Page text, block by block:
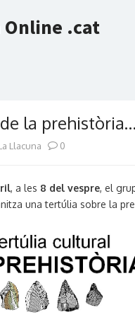
Online .cat
la prehistòria…
Llacuna 0
, a les 8 del vespre, el
una tertúlia sobre la